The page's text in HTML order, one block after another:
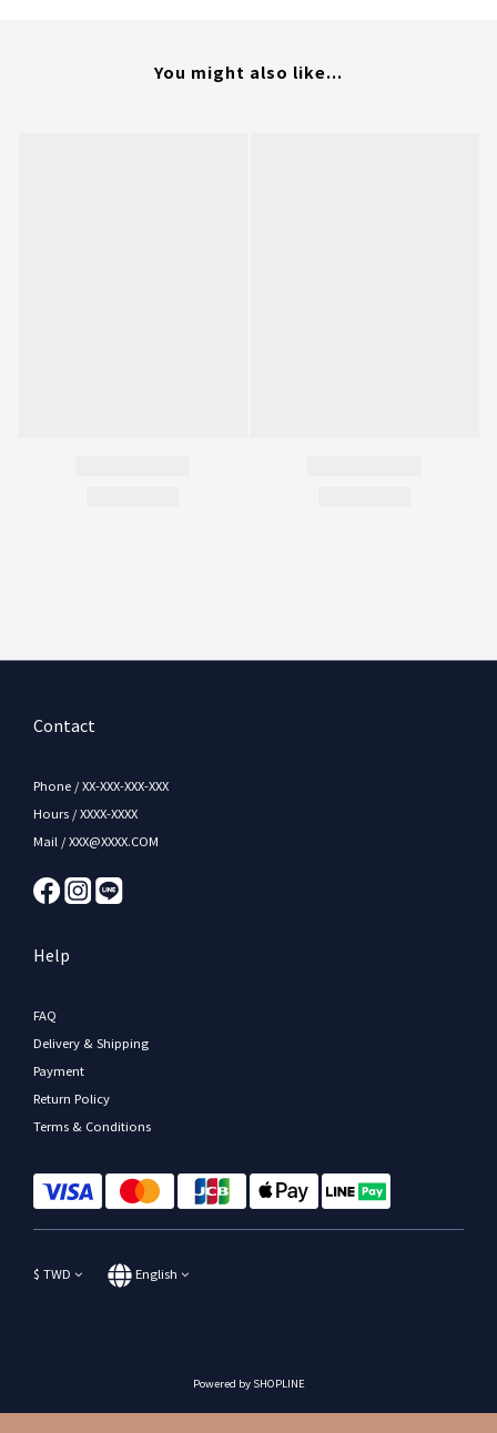
You might also like...
Contact
Phone / XX-XXX-XXX-XXX
Hours / XXXX-XXXX
Mail / XXX@XXXX.COM
Help
FAQ
Delivery & Shipping
Payment
Return Policy
Terms & Conditions
$ TWD English
Powered by SHOPLINE